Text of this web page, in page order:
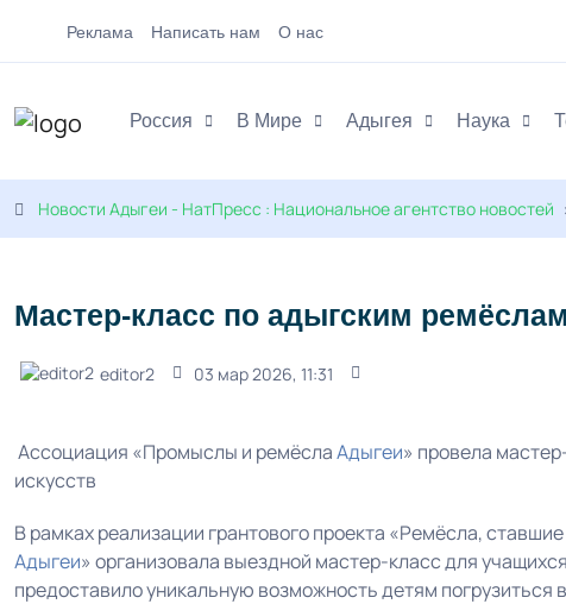
Реклама Написать нам О нас
Россия В Мире Адыгея Наука
Новости Адыгеи - НатПресс : Национальное агентство новостей
Мастер-класс по адыгским
editor2 03 мар 2026, 11:31
Ассоциация «Промыслы и ремёслаАдыгеи» провела
искусств
В рамках реализации грантового проекта «Ремёсла,
Адыгеи» организовала выездной мастер-класс для
предоставило уникальную возможность детям